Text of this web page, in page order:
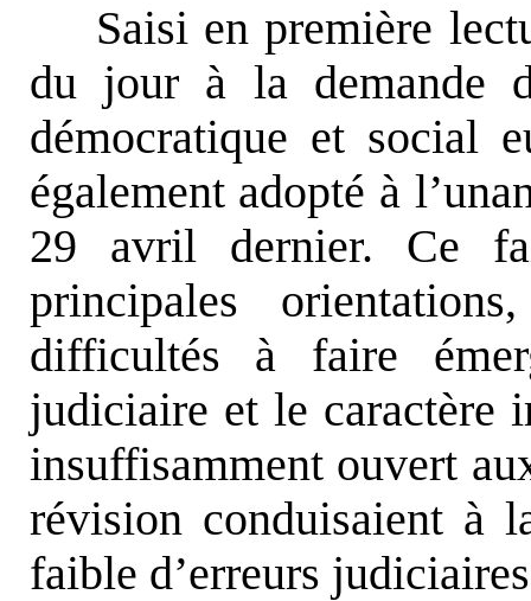
Saisi en première
du jour à la demande
démocratique et social
également adopté à
29 avril dernier. Ce
principales
difficultés à faire
judiciaire et le caractère
insuffisamment ouvert
révision conduisaient à
faible d’erreurs